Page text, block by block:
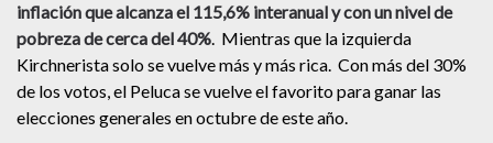
inflación que alcanza el 115,6% interanual y con un nivel de
pobreza de cerca del 40%. Mientras que la izquierda
Kirchnerista solo se vuelve más y más rica. Con más del 30%
de los votos, el Peluca se vuelve el favorito para ganar las
elecciones generales en octubre de este año.